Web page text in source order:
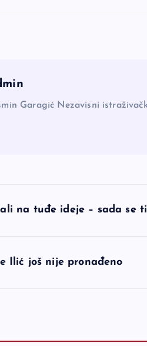
Garagić Nezavisni
na tuđe ideje – sada se
Ilić još nije pronađeno